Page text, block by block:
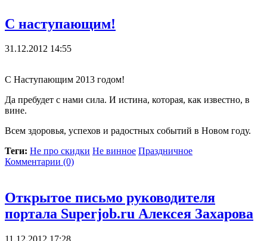
С наступающим!
31.12.2012 14:55
С Наступающим 2013 годом!
Да пребудет с нами сила. И истина, которая, как известно, в
вине.
Всем здоровья, успехов и радостных событий в Новом году.
Теги: Не про скидки Не винное Праздничное
Комментарии (0)
Открытое письмо руководителя
портала Superjob.ru Алексея Захарова